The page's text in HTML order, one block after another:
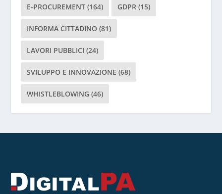
i
r
v
o
u
o
c
E-PROCUREMENT (164) GDPR (15)
INFORMA CITTADINO (81)
LAVORI PUBBLICI (24)
SVILUPPO E INNOVAZIONE (68)
WHISTLEBLOWING (46)